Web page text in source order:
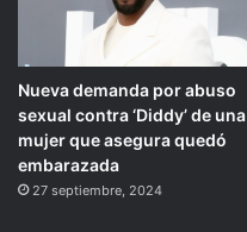
Nueva demanda por abuso
sexual contra ‘Diddy’ de una
mujer que asegura quedó
embarazada
27 septiembre, 2024